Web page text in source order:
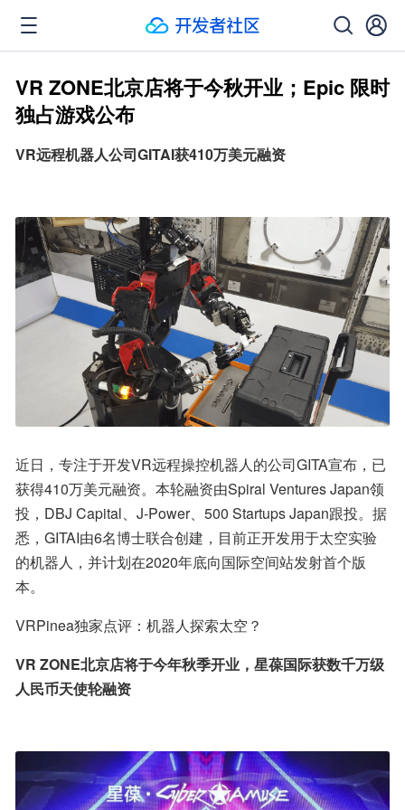
VR ZONE北京店将于今秋开业；Epic 限时
独占游戏公布
VR远程机器人公司GITAI获410万美元融资
近日，专注于开发VR远程操控机器人的公司GITA宣布，已
获得410万美元融资。本轮融资由Spiral Ventures Japan领
投，DBJ Capital、J-Power、500 Startups Japan跟投。据
悉，GITAI由6名博士联合创建，目前正开发用于太空实验
的机器人，并计划在2020年底向国际空间站发射首个版
本。
VRPinea独家点评：机器人探索太空？
VR ZONE北京店将于今年秋季开业，星葆国际获数千万级
人民币天使轮融资